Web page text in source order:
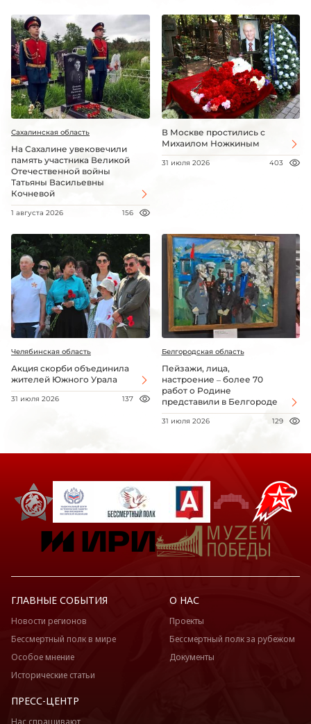
Сахалинская область
На Сахалине увековечили
память участника Великой
Отечественной войны
Татьяны Васильевны
Кочневой
1 августа 2026 156
В Москве простились с
Михаилом Ножкиным
31 июля 2026 403
Челябинская область
Акция скорби объединила
жителей Южного Урала
31 июля 2026 137
Белгородская область
Пейзажи, лица,
настроение – более 70
работ о Родине
представили в Белгороде
31 июля 2026 129
ГЛАВНЫЕ СОБЫТИЯ
Новости регионов
Бессмертный полк в мире
Особое мнение
Исторические статьи
О НАС
Проекты
Бессмертный полк за рубежом
Документы
ПРЕСС-ЦЕНТР
Нас спрашивают